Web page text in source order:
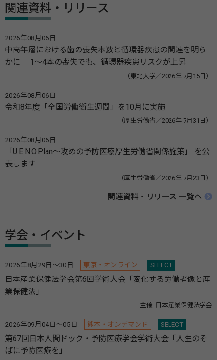
関連資料・リリース
2026年08月06日
中高年層における歯の喪失本数と循環器疾患の関連を明ら
かに 1～4本の喪失でも、循環器疾患リスクが上昇
（東北大学／2026年 7月15日）
2026年08月06日
令和8年度「全国労働衛生週間」を10月に実施
（厚生労働省／2026年 7月31日）
2026年08月06日
「U.E.N.O.Plan～攻めの予防医療厚生労働省関係施策」 を公
表します
（厚生労働省／2026年 7月23日）
関連資料・リリース 一覧へ
学会・イベント
2026年8月29日～30日 東京・オンライン SELECT
日本産業保健法学会第6回学術大会「変化する労働者像と産
業保健法」
主催: 日本産業保健法学会
2026年09月04日～05日 熊本・オンデマンド SELECT
第67回日本人間ドック・予防医療学会学術大会「人生のそ
ばに予防医療を」